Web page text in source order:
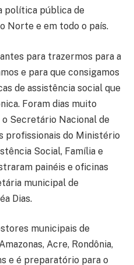
política pública de
Norte e em todo o país.
para trazermos para a
e para que consigamos
de assistência social que
Foram dias muito
Secretário Nacional de
profissionais do Ministério
Social, Família e
painéis e oficinas
municipal de
Dias.
municipais de
Acre, Rondônia,
e é preparatório para o